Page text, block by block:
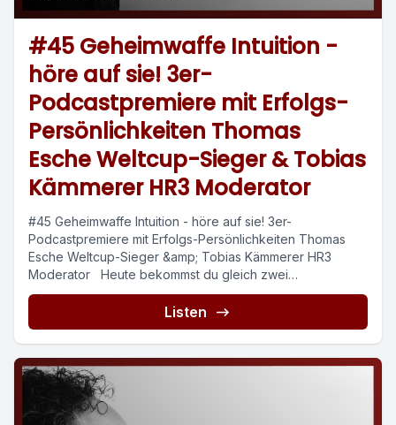
#45 Geheimwaffe Intuition -
höre auf sie! 3er-
Podcastpremiere mit Erfolgs-
Persönlichkeiten Thomas
Esche Weltcup-Sieger & Tobias
Kämmerer HR3 Moderator
#45 Geheimwaffe Intuition - höre auf sie! 3er-
Podcastpremiere mit Erfolgs-Persönlichkeiten Thomas
Esche Weltcup-Sieger &amp; Tobias Kämmerer HR3
Moderator Heute bekommst du gleich zwei
außergewöhnliche...
Listen